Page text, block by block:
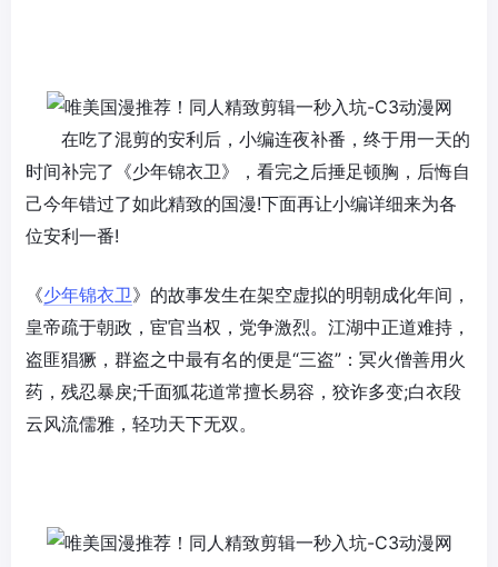
在吃了混剪的安利后，小编连夜补番，终于用一天的
时间补完了《少年锦衣卫》，看完之后捶足顿胸，后悔自
己今年错过了如此精致的国漫!下面再让小编详细来为各
位安利一番!
《少年锦衣卫》的故事发生在架空虚拟的明朝成化年间，
皇帝疏于朝政，宦官当权，党争激烈。江湖中正道难持，
盗匪猖獗，群盗之中最有名的便是“三盗”：冥火僧善用火
药，残忍暴戾;千面狐花道常擅长易容，狡诈多变;白衣段
云风流儒雅，轻功天下无双。